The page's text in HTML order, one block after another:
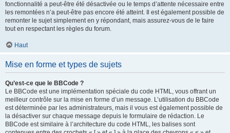
fonctionnalité a peut-être été désactivée ou le temps d’attente nécessaire entre
les remontées n’a peut-être pas encore été atteint. Il est également possible de
remonter le sujet simplement en y répondant, mais assurez-vous de le faire
tout en respectant les règles du forum.
Haut
Mise en forme et types de sujets
Qu’est-ce que le BBCode ?
Le BBCode est une implémentation spéciale du code HTML, vous offrant un
meilleur contrôle sur la mise en forme d’un message. L’utilisation du BBCode
est déterminée par les administrateurs, mais il vous est également possible de
la désactiver sur chaque message depuis le formulaire de rédaction. Le
BBCode est similaire à l’architecture du code HTML, les balises sont